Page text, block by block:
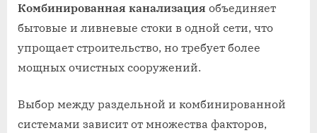
Комбинированная канализация объединяет
бытовые и ливневые стоки в одной сети, что
упрощает строительство, но требует более
мощных очистных сооружений.
Выбор между раздельной и комбинированной
системами зависит от множества факторов,